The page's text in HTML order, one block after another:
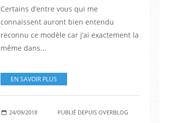
Certains d’entre vous qui me
connaissent auront bien entendu
reconnu ce modèle car j’ai exactement la
même dans...
EN SAVOIR PLUS
24/09/2018 PUBLIÉ DEPUIS OVERBLOG